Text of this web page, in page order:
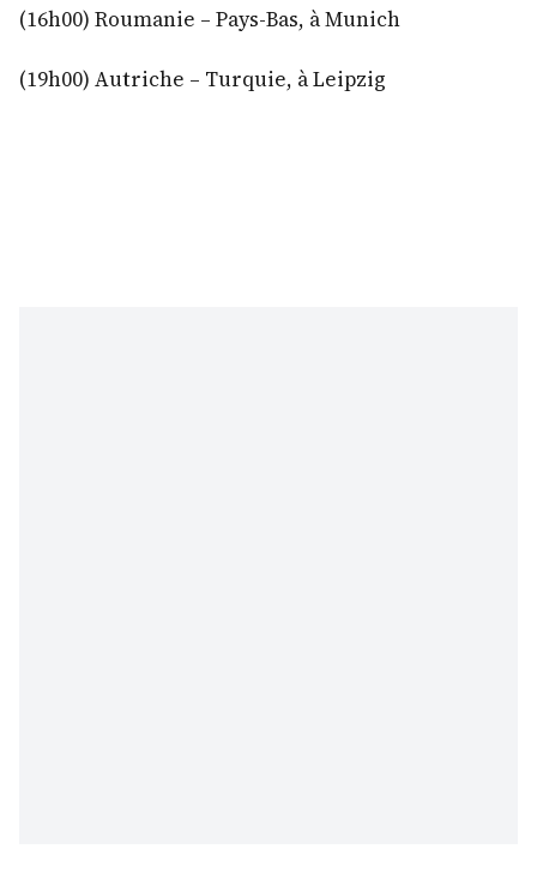
(16h00) Roumanie – Pays-Bas, à Munich
(19h00) Autriche – Turquie, à Leipzig